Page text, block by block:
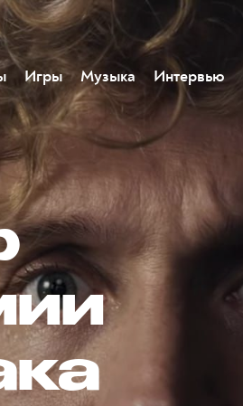
Игры Музыка Интервью